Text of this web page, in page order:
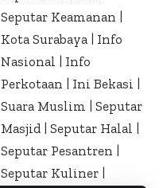
Seputar Keamanan
Kota Surabaya
Info
Nasional
Info
Perkotaan
Ini Bekasi
Suara Muslim
Seputar
Masjid Seputar Halal
Seputar Pesantren
Seputar Kuliner